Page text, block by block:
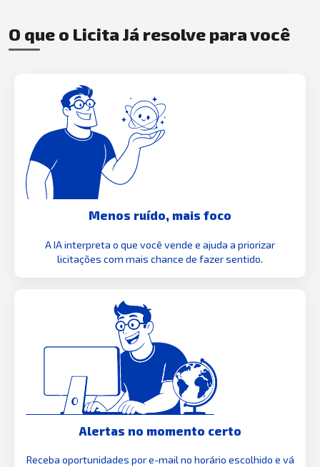
O que o Licita Já resolve para você
Menos ruído, mais foco
A IA interpreta o que você vende e ajuda a priorizar
licitações com mais chance de fazer sentido.
Alertas no momento certo
Receba oportunidades por e-mail no horário escolhido e vá